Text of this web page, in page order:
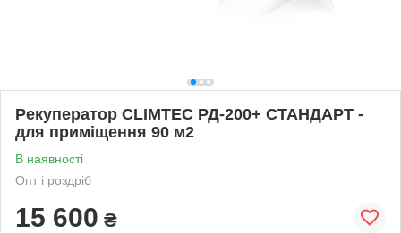
Рекуператор CLIMTEC РД-200+ СТАНДАРТ -
для приміщення 90 м2
В наявності
Опт і роздріб
15 600 ₴